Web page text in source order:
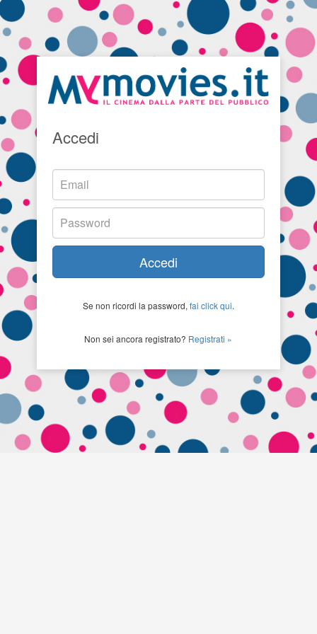
Accedi
Accedi
Se non ricordi la password, fai click qui.
Non sei ancora registrato? Registrati »